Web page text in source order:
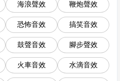
海浪聲效 鞭炮聲效
恐怖音效 搞笑音效
鼓聲音效 腳步聲效
火車音效 水滴音效